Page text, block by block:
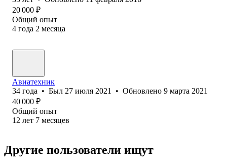
20 000 ₽
Общий опыт
4 года 2 месяца
Авиатехник
34 года • Был 27 июля 2021 • Обновлено 9 марта 2021
40 000 ₽
Общий опыт
12 лет 7 месяцев
Другие пользователи ищут